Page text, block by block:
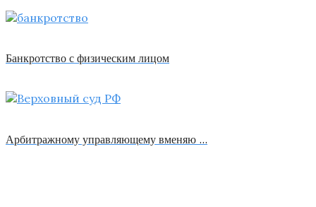
Банкротство с физическим лицом
Арбитражному управляющему вменяю …